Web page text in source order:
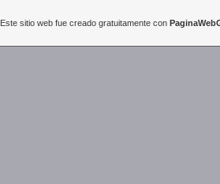
Este sitio web fue creado gratuitamente con